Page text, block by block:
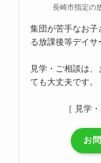
長崎市指定の
集団が苦手なお子
る放課後等デイサ
見学・ご相談は、
ても大丈夫です。
［ 見学・相
お